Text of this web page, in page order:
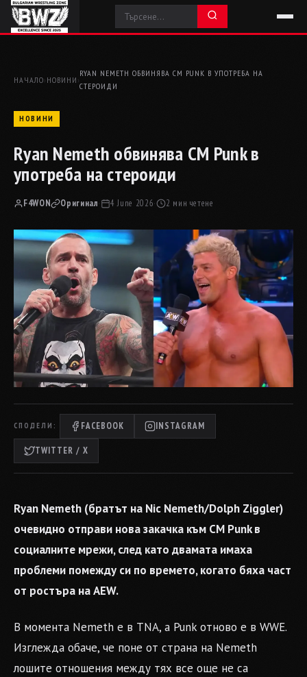
НАЧАЛО› НОВИНИ ›
RYAN NEMETH ОБВИНЯВА CM PUNK В УПОТРЕБА НА
СТЕРОИДИ
НОВИНИ
Ryan Nemeth обвинява CM Punk в
употреба на стероиди
F4WON Оригинал· 4 June 2026· 2 мин четене
СПОДЕЛИ: FACEBOOK INSTAGRAM
TWITTER / X
Ryan Nemeth (братът на Nic Nemeth/Dolph Ziggler)
очевидно отправи нова закачка към CM Punk в
социалните мрежи, след като двамата имаха
проблеми помежду си по времето, когато бяха част
от ростъра на AEW.
В момента Nemeth е в TNA, а Punk отново е в WWE.
Изглежда обаче, че поне от страна на Nemeth
лошите отношения между тях все още не са